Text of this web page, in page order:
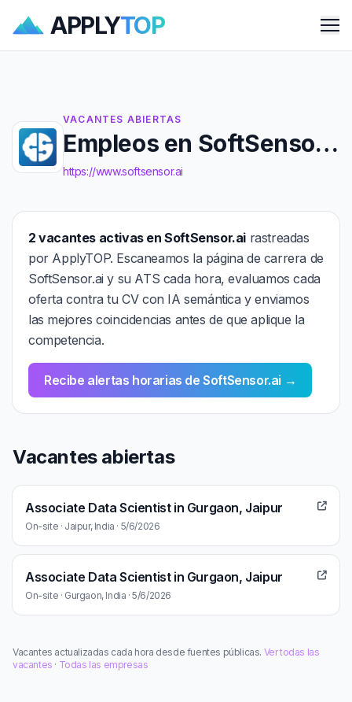
APPLYTOP
VACANTES ABIERTAS
Empleos en SoftSensor.ai
https://www.softsensor.ai
2 vacantes activas en SoftSensor.ai rastreadas
por ApplyTOP. Escaneamos la página de carrera de
SoftSensor.ai y su ATS cada hora, evaluamos cada
oferta contra tu CV con IA semántica y enviamos
las mejores coincidencias antes de que aplique la
competencia.
Recibe alertas horarias de SoftSensor.ai →
Vacantes abiertas
Associate Data Scientist in Gurgaon, Jaipur
On-site · Jaipur, India · 5/6/2026
Associate Data Scientist in Gurgaon, Jaipur
On-site · Gurgaon, India · 5/6/2026
Vacantes actualizadas cada hora desde fuentes públicas. Ver todas las
vacantes · Todas las empresas